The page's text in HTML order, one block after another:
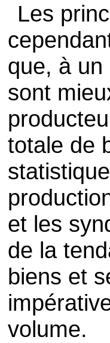
Les
que, à un
sont
totale de
et les
de la
biens et
volume.